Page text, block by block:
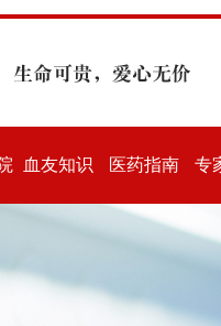
血友知识 医药指南 专